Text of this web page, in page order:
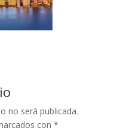
no será publicada.
con *